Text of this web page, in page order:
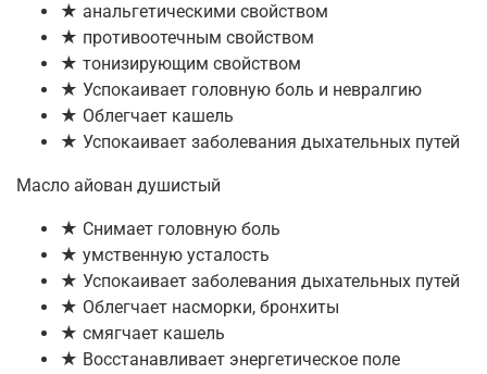
★ анальгетическими свойством
★ противоотечным свойством
★ тонизирующим свойством
★ Успокаивает головную боль и невралгию
★ Облегчает кашель
★ Успокаивает заболевания дыхательных путей
Масло айован душистый
★ Снимает головную боль
★ умственную усталость
★ Успокаивает заболевания дыхательных путей
★ Облегчает насморки, бронхиты
★ смягчает кашель
★ Восстанавливает энергетическое поле